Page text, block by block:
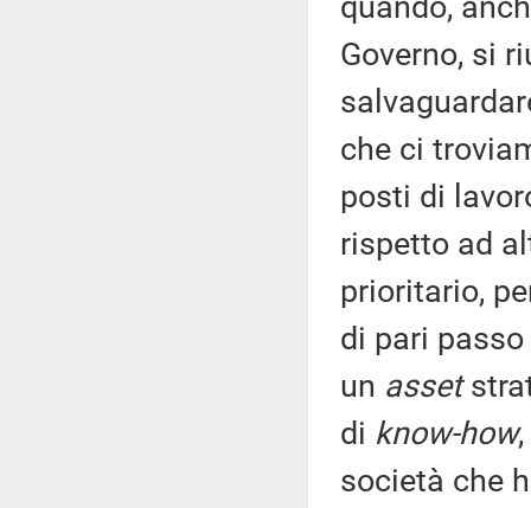
Governo, si
che ci
posti di
rispetto ad
prioritario,
di pari
un asset
di know-how
società che